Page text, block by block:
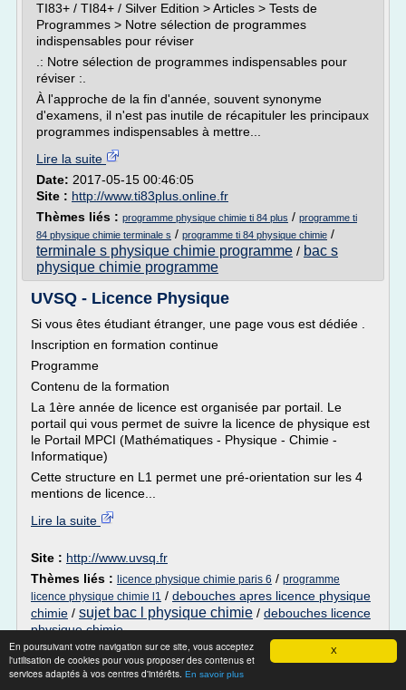
X
En poursuivant votre navigation sur ce site, vous acceptez
l'utilisation de cookies pour vous proposer des contenus et
services adaptés à vos centres d'intérêts. En savoir plus
TI83+ / TI84+ / Silver Edition > Articles > Tests de
Programmes > Notre sélection de programmes
indispensables pour réviser
.: Notre sélection de programmes indispensables pour
réviser :.
À l'approche de la fin d'année, souvent synonyme
d'examens, il n'est pas inutile de récapituler les principaux
programmes indispensables à mettre...
Lire la suite
Date: 2017-05-15 00:46:05
Site : http://www.ti83plus.online.fr
Thèmes liés : programme physique chimie ti 84 plus / programme ti
84 physique chimie terminale s / programme ti 84 physique chimie /
terminale s physique chimie programme / bac s
physique chimie programme
UVSQ - Licence Physique
Si vous êtes étudiant étranger, une page vous est dédiée .
Inscription en formation continue
Programme
Contenu de la formation
La 1ère année de licence est organisée par portail. Le
portail qui vous permet de suivre la licence de physique est
le Portail MPCI (Mathématiques - Physique - Chimie -
Informatique)
Cette structure en L1 permet une pré-orientation sur les 4
mentions de licence...
Lire la suite
Site : http://www.uvsq.fr
Thèmes liés : licence physique chimie paris 6 / programme
licence physique chimie l1 / debouches apres licence physique
chimie / sujet bac l physique chimie / debouches licence
physique chimie
Evaluation Pysique Chimie Seconde
Atome.pdf notice ...